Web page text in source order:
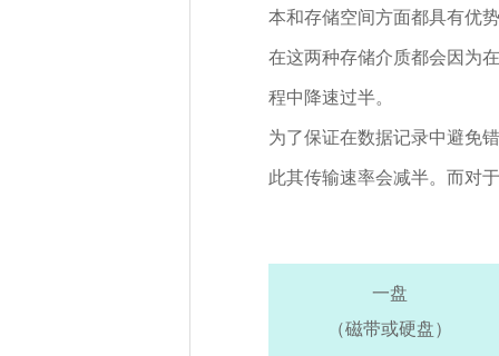
本和存储空间方面都具有优
在这两种存储介质都会因为
程中降速过半。
为了保证在数据记录中避免
此其传输速率会减半。而对
一盘
（磁带或硬盘）